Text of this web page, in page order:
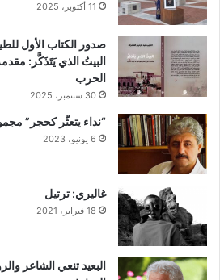
11 أكتوبر، 2025
صدور الكتاب الأول
البيتُ الذي يَتَذَكَّر:
الحرب
30 سبتمبر، 2025
“نداء يتعثّر كحجر”
6 يونيو، 2023
غاليري: ترتيل
18 فبراير، 2021
البعيد تنعي الشاعر